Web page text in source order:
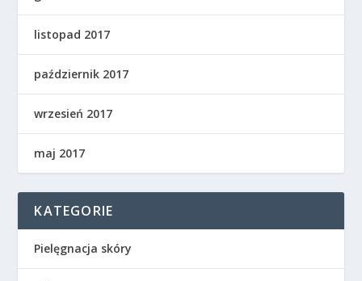
listopad 2017
październik 2017
wrzesień 2017
maj 2017
KATEGORIE
Pielęgnacja skóry